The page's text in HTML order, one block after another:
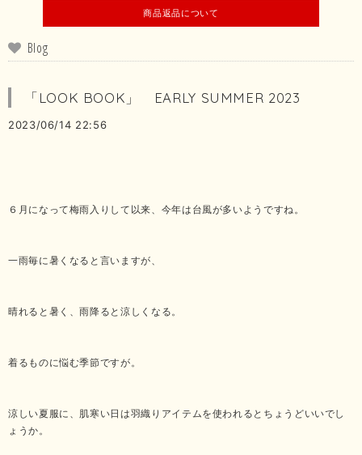
商品返品について
Blog
「LOOK BOOK」 EARLY SUMMER 2023
2023/06/14 22:56
６月になって梅雨入りして以来、今年は台風が多いようですね。
一雨毎に暑くなると言いますが、
晴れると暑く、雨降ると涼しくなる。
着るものに悩む季節ですが。
涼しい夏服に、肌寒い日は羽織りアイテムを使われるとちょうどいいでし
ょうか。